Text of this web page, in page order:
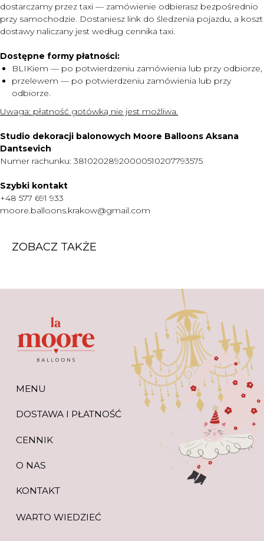
dostarczamy przez taxi — zamówienie odbierasz bezpośrednio
przy samochodzie. Dostaniesz link do śledzenia pojazdu, a koszt
dostawy naliczany jest według cennika taxi.
Dostępne formy płatności:
BLIKiem — po potwierdzeniu zamówienia lub przy odbiorze,
przelewem — po potwierdzeniu zamówienia lub przy
odbiorze.
Uwaga: płatność gotówką nie jest możliwa.
Studio dekoracji balonowych Moore Balloons Aksana
Dantsevich
Numer rachunku: 38102028920000510207793575
Szybki kontakt
+48 577 691 933
moore.balloons.krakow@gmail.com
ZOBACZ TAKŻE
moore.balloons.krakow@gmail.com
O NAS
CENNIK
DOSTAWA I PŁATNOŚĆ
WARTO WIEDZIEĆ
TWORZENIE STRONY
MENU